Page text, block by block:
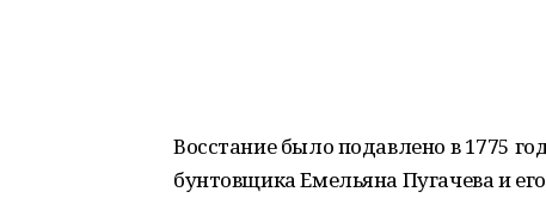
Восстание было подавлено в 1775
бунтовщика Емельяна Пугачева и